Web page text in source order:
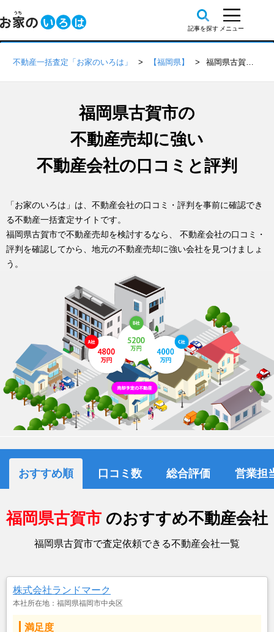
不動産一括査定「お家のいろは」 【福岡県】 福岡県古賀市の不動産会社 口コミ・評判一覧
福岡県古賀市の
不動産売却に強い
不動産会社の口コミと評判
「お家のいろは」は、不動産会社の口コミ・評判を事前に確認でき
る不動産一括査定サイトです。
福岡県古賀市で不動産売却を検討するなら、 不動産会社の口コミ・
評判を確認してから、地元の不動産売却に強い会社を見つけましょ
う。
おすすめ順 口コミ数 総合評価 営業担
福岡県古賀市 のおすすめ不動産会社
福岡県古賀市で査定依頼できる不動産会社一覧
株式会社ランドマーク
本社所在地：福岡県福岡市中央区
満足度